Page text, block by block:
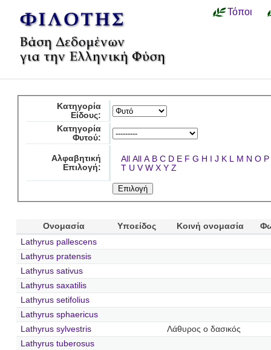
Τόποι
Κατηγορία
Είδους:
Κατηγορία
Φυτού:
Αλφαβητική
Επιλογή:
All All A B C D E F G H I J K L M N O P
T U V W X Y Z
Ονομασία Υποείδος Κοινή ονομασία
Lathyrus pallescens
Lathyrus pratensis
Lathyrus sativus
Lathyrus saxatilis
Lathyrus setifolius
Lathyrus sphaericus
Lathyrus sylvestris
Λάθυρος ο δασικός
Lathyrus tuberosus